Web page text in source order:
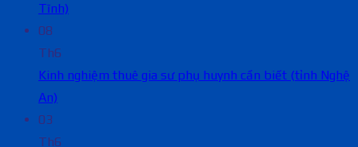
Tĩnh)
08
Th6
Kinh nghiệm thuê gia sư phụ huynh cần biết (tỉnh Nghệ
An)
03
Th6